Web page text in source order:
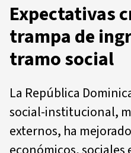
Expectativas
trampa de
tramo social
La República
social-institucional,
externos, ha